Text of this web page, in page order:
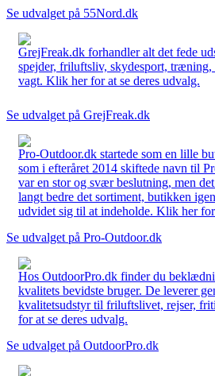
Se udvalget på 55Nord.dk
GrejFreak.dk forhandler alt det fede
spejder, friluftsliv, skydesport,
vagt. Klik her for at se deres udvalg.
Se udvalget på GrejFreak.dk
Pro-Outdoor.dk startede som en lille
som i efteråret 2014 skiftede navn til
var en stor og svær beslutning, men
langt bedre det sortiment, butikken
udvidet sig til at indeholde. Klik her for
Se udvalget på Pro-Outdoor.dk
Hos OutdoorPro.dk finder du
kvalitets bevidste bruger. De leverer
kvalitetsudstyr til friluftslivet, rejser,
for at se deres udvalg.
Se udvalget på OutdoorPro.dk